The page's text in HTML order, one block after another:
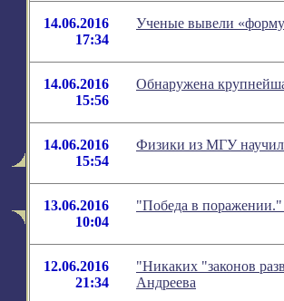
14.06.2016
17:34
Ученые вывели
14.06.2016
15:56
Обнаружена
14.06.2016
15:54
Физики из МГУ
13.06.2016
10:04
"Победа в
12.06.2016
21:34
"Никаких "законов
Андреева